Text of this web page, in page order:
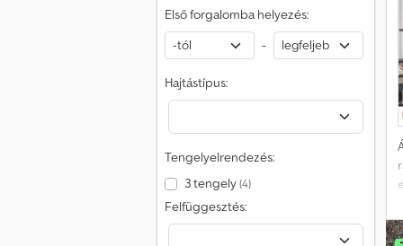
Első forgalomba helyezés:
-
Hajtástípus:
Tengelyelrendezés:
3 tengely(4)
Felfüggesztés: